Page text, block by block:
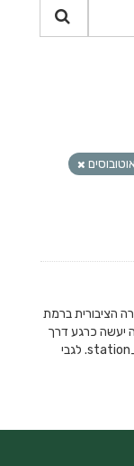
הציבורית ברמת
יעשה כרגע דרך
טבלת stops ב-GTFS והשדה המקשר הוא station_id. לגבי